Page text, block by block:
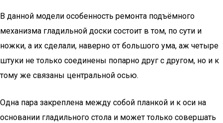
В данной модели особенность ремонта подъёмного
механизма гладильной доски состоит в том, по сути и
ножки, а их сделали, наверно от большого ума, аж четыре
штуки не только соединены попарно друг с другом, но и к
тому же связаны центральной осью.
Одна пара закреплена между собой планкой и к оси на
основании гладильного стола и может только совершать